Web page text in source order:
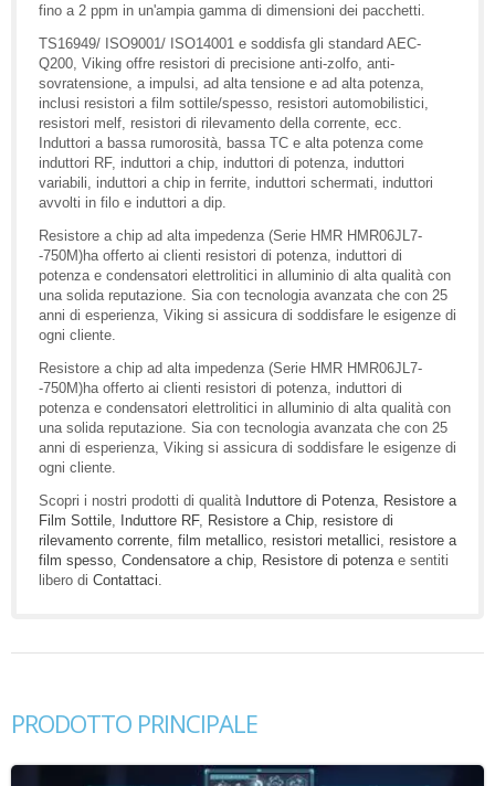
fino a 2 ppm in un'ampia gamma di dimensioni dei pacchetti.
TS16949/ ISO9001/ ISO14001 e soddisfa gli standard AEC-
Q200, Viking offre resistori di precisione anti-zolfo, anti-
sovratensione, a impulsi, ad alta tensione e ad alta potenza,
inclusi resistori a film sottile/spesso, resistori automobilistici,
resistori melf, resistori di rilevamento della corrente, ecc.
Induttori a bassa rumorosità, bassa TC e alta potenza come
induttori RF, induttori a chip, induttori di potenza, induttori
variabili, induttori a chip in ferrite, induttori schermati, induttori
avvolti in filo e induttori a dip.
Resistore a chip ad alta impedenza (Serie HMR HMR06JL7-
-750M)ha offerto ai clienti resistori di potenza, induttori di
potenza e condensatori elettrolitici in alluminio di alta qualità con
una solida reputazione. Sia con tecnologia avanzata che con 25
anni di esperienza, Viking si assicura di soddisfare le esigenze di
ogni cliente.
Resistore a chip ad alta impedenza (Serie HMR HMR06JL7-
-750M)ha offerto ai clienti resistori di potenza, induttori di
potenza e condensatori elettrolitici in alluminio di alta qualità con
una solida reputazione. Sia con tecnologia avanzata che con 25
anni di esperienza, Viking si assicura di soddisfare le esigenze di
ogni cliente.
Scopri i nostri prodotti di qualità Induttore di Potenza Resistore a
Film Sottile Induttore RF, Resistore a Chip resistore di
rilevamento corrente film metallico resistori metallici resistore a
film spesso Condensatore a chip Resistore di potenza e sentiti
libero di Contattaci
PRODOTTO PRINCIPALE